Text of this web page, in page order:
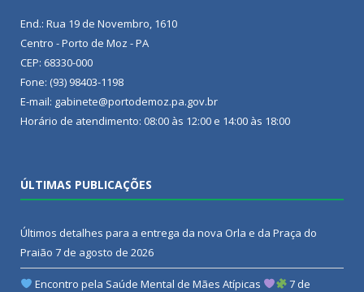
End.: Rua 19 de Novembro, 1610
Centro - Porto de Moz - PA
CEP: 68330-000
Fone: (93) 98403-1198
E-mail: gabinete@portodemoz.pa.gov.br
Horário de atendimento: 08:00 às 12:00 e 14:00 às 18:00
ÚLTIMAS PUBLICAÇÕES
Últimos detalhes para a entrega da nova Orla e da Praça do
Praião 7 de agosto de 2026
Encontro pela Saúde Mental de Mães Atípicas
7 de